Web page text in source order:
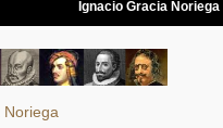
Noriega